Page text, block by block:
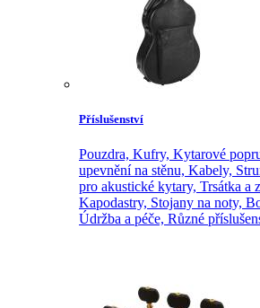
Příslušenství
Pouzdra, Kufry, Kytarové
upevnění na stěnu, Kabely,
pro akustické kytary, Trsátka a
Kapodastry, Stojany na noty,
Údržba a péče, Různé